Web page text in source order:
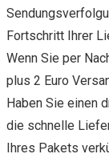
Fortschritt Ihrer
Wenn Sie per
plus 2 Euro
Haben Sie einen
die schnelle
Ihres Pakets